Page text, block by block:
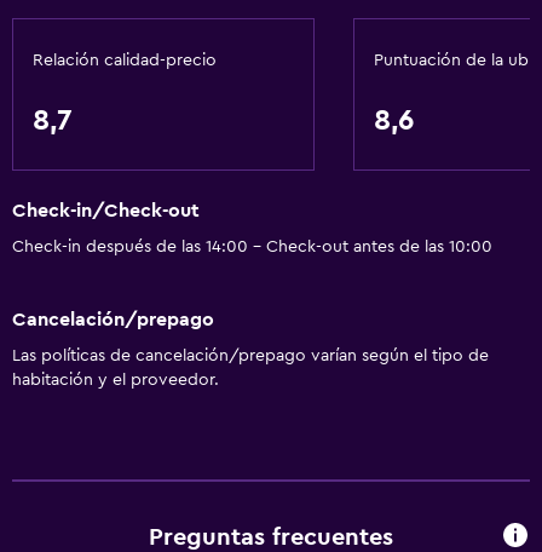
Relación calidad-precio
8,7
Puntuación de la
8,6
Check-in/Check-out
Check-in después de las 14:00 - Check-out antes de las 10:00
Cancelación/prepago
Las políticas de cancelación/prepago varían según el tipo de
habitación y el proveedor.
Preguntas frecuentes